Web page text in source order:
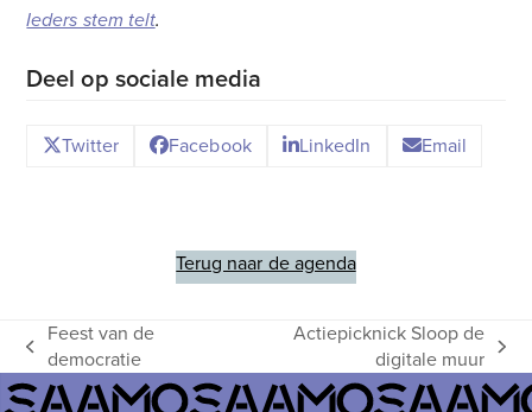
Ieders stem telt.
Deel op sociale media
Twitter Facebook LinkedIn Email
Terug naar de agenda
previous
post:
Feest van de
democratie
post:
Actiepicknick Sloop de
digitale muur